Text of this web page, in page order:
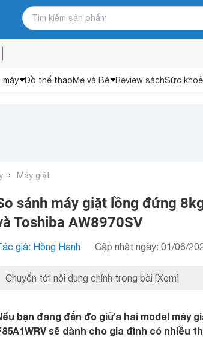
máy Đồ thể thaoMẹ và Bé Review sáchSức khoẻ
Máy giặt
sánh máy giặt lồng đứng
Toshiba AW8970SV
giả: Hồng Hạnh Cập nhật ngày: 01/06/
Chuyển tới nội dung chính trong bài [Xem]
bạn đang đắn đo giữa hai model máy
sẽ dành cho gia đình có nhiều